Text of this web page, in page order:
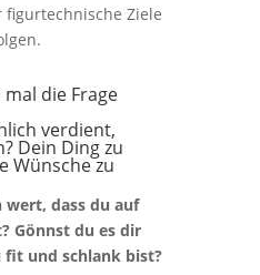
Ziele
die Frage
verdient,
Dein Ding zu
Wünsche zu
dass du auf
Gönnst du es dir
fit und schlank bist?